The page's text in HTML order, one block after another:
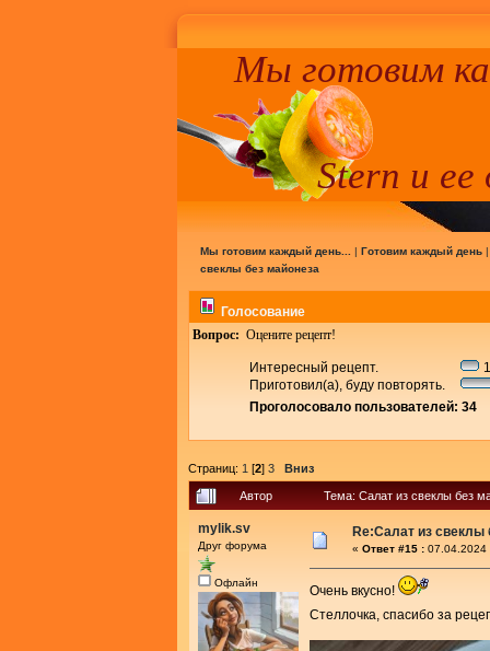
Мы готовим
Stern и ее
Мы готовим каждый день... | Готовим каждый день
свеклы без майонеза
Голосование
Вопрос: Оцените рецепт!
Интересный рецепт.
Приготовил(а), буду повторять.
Проголосовало пользователей: 34
Страниц: 1 [2] 3 Вниз
Автор Тема: Салат из свеклы без
mylik.sv
Друг форума
Офлайн
Re:Салат из свеклы
« Ответ #15 : 07.04.2024
Очень вкусно!
Стеллочка, спасибо за